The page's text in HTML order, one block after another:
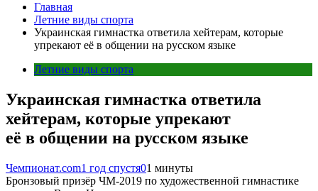
Главная
Летние виды спорта
Украинская гимнастка ответила хейтерам, которые
упрекают её в общении на русском языке
Летние виды спорта
Украинская гимнастка ответила
хейтерам, которые упрекают
её в общении на русском языке
Чемпионат.com1 год спустя01 минуты
Бронзовый призёр ЧМ-2019 по художественной гимнастике